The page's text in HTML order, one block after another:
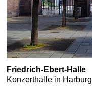
Friedrich-Ebert-Halle
Konzerthalle in Harburg